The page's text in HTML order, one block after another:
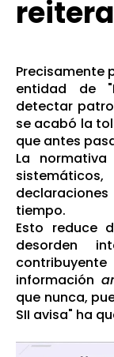
Precisamente
entidad de
detectar
se acabó la
que antes
La
tiempo.
Esto reduce
desorden
información
que nunca,
SII avisa" ha